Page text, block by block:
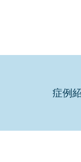
症例